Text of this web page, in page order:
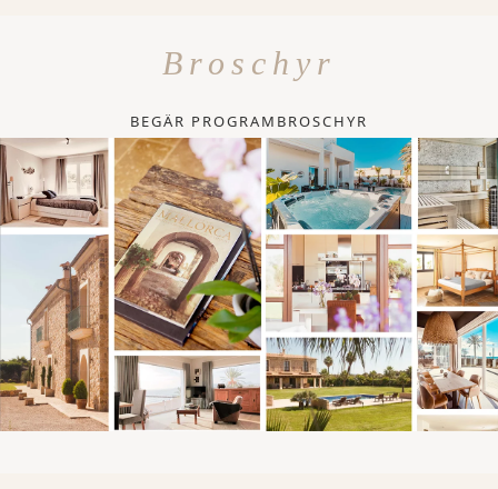
Broschyr
BEGÄR PROGRAMBROSCHYR